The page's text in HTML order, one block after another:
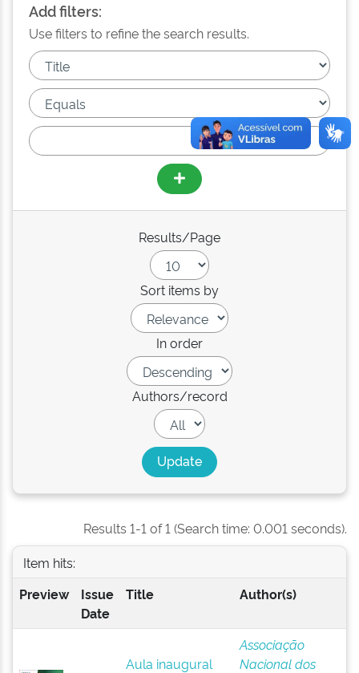
Add filters:
Use filters to refine the search results.
Results/Page
Sort items by
In order
Authors/record
Results 1-1 of 1 (Search time: 0.001 seconds).
Item hits:
Preview
Issue
Date
Title Author(s)
Aula inaugural
Associação
Nacional dos